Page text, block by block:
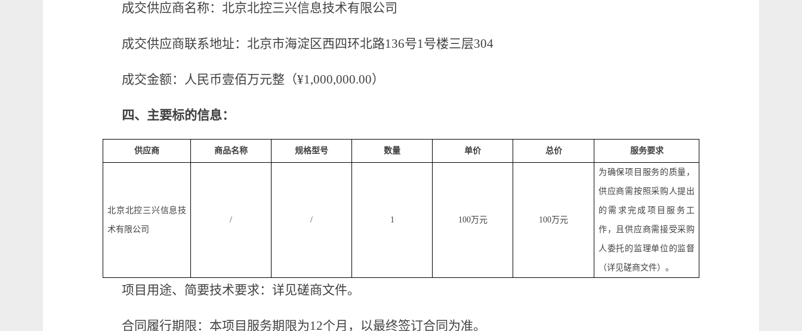
成交供应商名称： 北京北控三兴信息技术有限公司
成交供应商联系地址： 北京市海淀区西四环北路136号1号楼三层304
成交金额：人民币壹佰万元整 （¥1,000,000.00）
四、主要标的信息：
供应商 商品名称 规格型号 数量 单价 总价 服务要求
北京北控三兴信息技
术有限公司
/ / 1 100万元 100万元
为确保项目服务的质量，
供应商需按照采购人提出
的需求完成项目服务工
作，且供应商需接受采购
人委托的监理单位的监督
（详见磋商文件）。
项目用途、简要技术要求：详见磋商文件。
合同履行期限：本项目服务期限为12个月 ， 以最终签订合同为准。